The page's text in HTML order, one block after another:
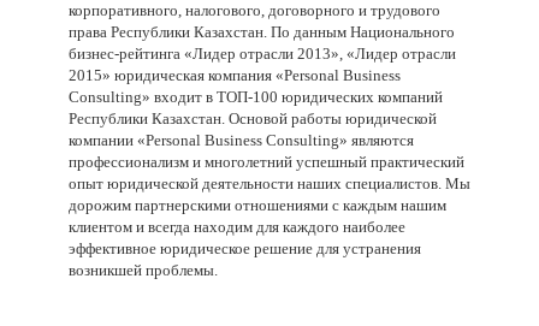
корпоративного, налогового, договорного и трудового
права Республики Казахстан. По данным Национального
бизнес-рейтинга «Лидер отрасли 2013», «Лидер отрасли
2015» юридическая компания «Personal Business
Consulting» входит в ТОП-100 юридических компаний
Республики Казахстан. Основой работы юридической
компании «Personal Business Consulting» являются
профессионализм и многолетний успешный практический
опыт юридической деятельности наших специалистов. Мы
дорожим партнерскими отношениями с каждым нашим
клиентом и всегда находим для каждого наиболее
эффективное юридическое решение для устранения
возникшей проблемы.